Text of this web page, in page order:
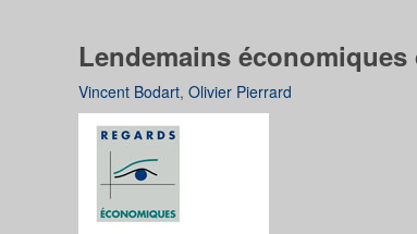
Lendemains économiques
Vincent Bodart, Olivier Pierrard